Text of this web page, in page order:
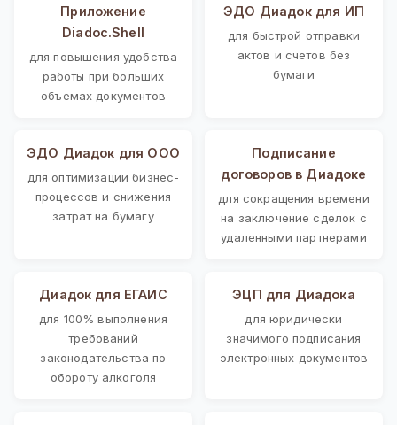
Приложение
Diadoc.Shell
для повышения удобства
работы при больших
объемах документов
ЭДО Диадок для ИП
для быстрой отправки
актов и счетов без
бумаги
ЭДО Диадок для ООО
для оптимизации бизнес-
процессов и снижения
затрат на бумагу
Подписание
договоров в Диадоке
для сокращения времени
на заключение сделок с
удаленными партнерами
Диадок для ЕГАИС
для 100% выполнения
требований
законодательства по
обороту алкоголя
ЭЦП для Диадока
для юридически
значимого подписания
электронных документов